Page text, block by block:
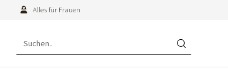
Alles für Frauen